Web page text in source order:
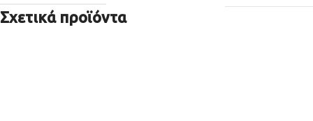
Σχετικά προϊόντα